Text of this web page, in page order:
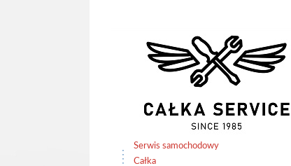
Serwis samochodowy
Całka